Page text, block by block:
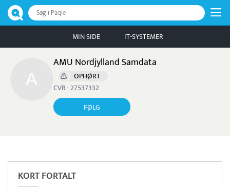
Søg i Paqle
MIN SIDE IT-SYSTEMER
AMU Nordjylland Samdata
OPHØRT
CVR · 27537332
FØLG
KORT FORTALT